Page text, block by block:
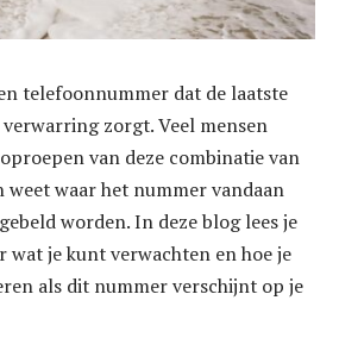
telefoonnummer dat de laatste
zorgt. Veel mensen
van deze combinatie van
weet waar het nummer vandaan
worden. In deze blog lees je
wat je kunt verwachten en hoe je
als dit nummer verschijnt op je